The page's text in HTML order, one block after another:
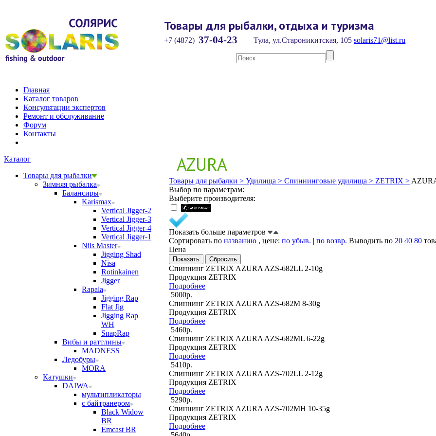
Товары для рыбалки, отдыха и туризма
+7 (4872) 37-04-23 Тула, ул.Староникитская, 105solaris71@list.ru
Главная
Каталог товаров
Консультации экспертов
Ремонт и обслуживание
Форум
Контакты
Каталог
Товары для рыбалки
Зимняя рыбалка
Балансиры
Karismax
Vertical Jigger-2
Vertical Jigger-3
Vertical Jigger-4
Vertical Jigger-1
Nils Master
Jigging Shad
Nisa
Rotinkainen
Jigger
Rapala
Jigging Rap
Flat Jig
Jigging Rap
WH
SnapRap
Вибы и раттлины
MADNESS
Ледобуры
MORA
Катушки
DAIWA
мультипликаторы
с байтранером
Black Widow
BR
Emcast BR
AZURA
Товары для рыбалки > Удилища > Спиннинговые удилища > ZETRIX >
Выбор по параметрам:
Выберите производителя:
ZETRIX
Показать больше параметров
Cортировать по названию , цене: по убыв. | по возвр. Выводить по 20 40 80
Цена
Спиннинг ZETRIX AZURA AZS-682LL 2-10g
Продукция ZETRIX
Подробнее
5000р.
Спиннинг ZETRIX AZURA AZS-682M 8-30g
Продукция ZETRIX
Подробнее
5460р.
Спиннинг ZETRIX AZURA AZS-682ML 6-22g
Продукция ZETRIX
Подробнее
5410р.
Спиннинг ZETRIX AZURA AZS-702LL 2-12g
Продукция ZETRIX
Подробнее
5290р.
Спиннинг ZETRIX AZURA AZS-702MH 10-35g
Продукция ZETRIX
Подробнее